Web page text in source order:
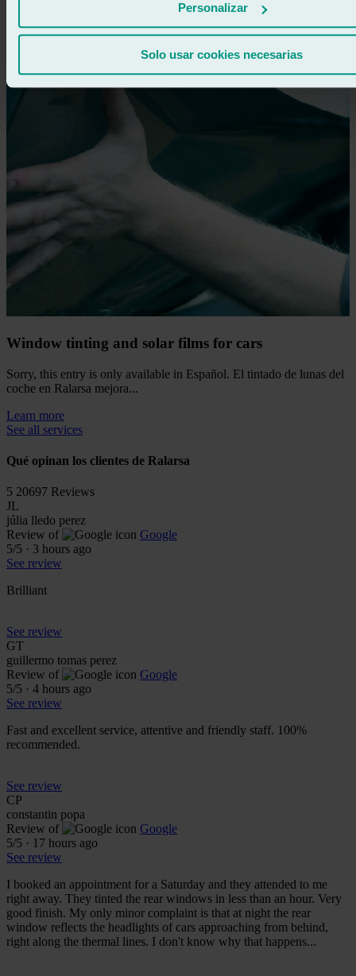
Personalizar
Solo usar cookies necesarias
Window tinting and solar films for cars
Sorry, this entry is only available in Español. El tintado de lunas del
coche en Ralarsa mejora...
Learn more
See all services
Qué opinan los clientes de Ralarsa
5 20697 Reviews
JL
júlia lledo perez
Review of
Google
5/5 · 3 hours ago
See review
Brilliant
See review
GT
guillermo tomas perez
Review of
Google
5/5 · 4 hours ago
See review
Fast and excellent service, attentive and friendly staff. 100%
recommended.
See review
CP
constantin popa
Review of
Google
5/5 · 17 hours ago
See review
I booked an appointment for a Saturday and they attended to me
right away. They tinted the rear windows in less than an hour. Very
good finish. My only minor complaint is that at night the rear
window reflects the headlights of cars approaching from behind,
right along the thermal lines. I don't know why that happens...